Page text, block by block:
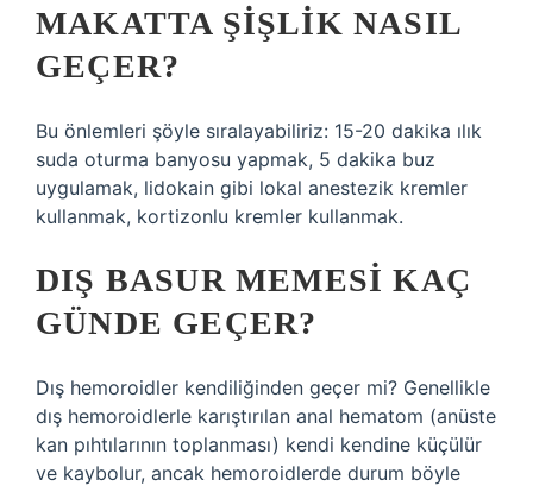
MAKATTA ŞIŞLIK NASIL
GEÇER?
Bu önlemleri şöyle sıralayabiliriz: 15-20 dakika ılık
suda oturma banyosu yapmak, 5 dakika buz
uygulamak, lidokain gibi lokal anestezik kremler
kullanmak, kortizonlu kremler kullanmak.
DIŞ BASUR MEMESI KAÇ
GÜNDE GEÇER?
Dış hemoroidler kendiliğinden geçer mi? Genellikle
dış hemoroidlerle karıştırılan anal hematom (anüste
kan pıhtılarının toplanması) kendi kendine küçülür
ve kaybolur, ancak hemoroidlerde durum böyle